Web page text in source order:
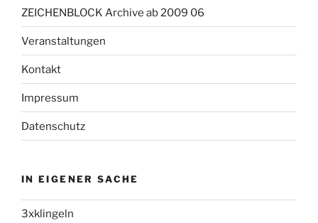
ZEICHENBLOCK Archive ab 2009 06
Veranstaltungen
Kontakt
Impressum
Datenschutz
IN EIGENER SACHE
3xklingeln